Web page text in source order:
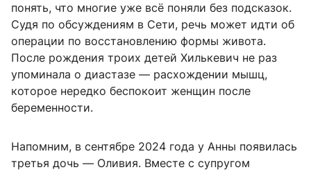
понять, что многие уже всё поняли без подсказок.
Судя по обсуждениям в Сети, речь может идти об
операции по восстановлению формы живота.
После рождения троих детей Хилькевич не раз
упоминала о диастазе — расхождении мышц,
которое нередко беспокоит женщин после
беременности.
Напомним, в сентябре 2024 года у Анны появилась
третья дочь — Оливия. Вместе с супругом